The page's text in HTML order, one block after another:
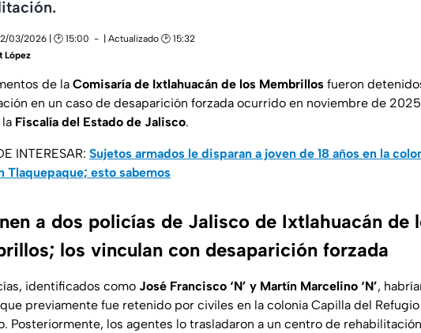
03/2026 | 🕑 15:00
| Actualizado 🕑 15:32
López
de la Comisaría de Ixtlahuacán de los Membrillos fueron
en un caso de desaparición forzada ocurrido en noviembre de
Fiscalía del Estado de Jalisco.
INTERESAR: Sujetos armados le disparan a joven de 18 años en la
Tlaquepaque; esto sabemos
a dos policías de Jalisco de Ixtlahuacán de
los vinculan con desaparición forzada
identificados como José Francisco ‘N’ y Martín Marcelino ‘N’,
previamente fue retenido por civiles en la colonia Capilla del Refugio
Posteriormente, los agentes lo trasladaron a un centro de